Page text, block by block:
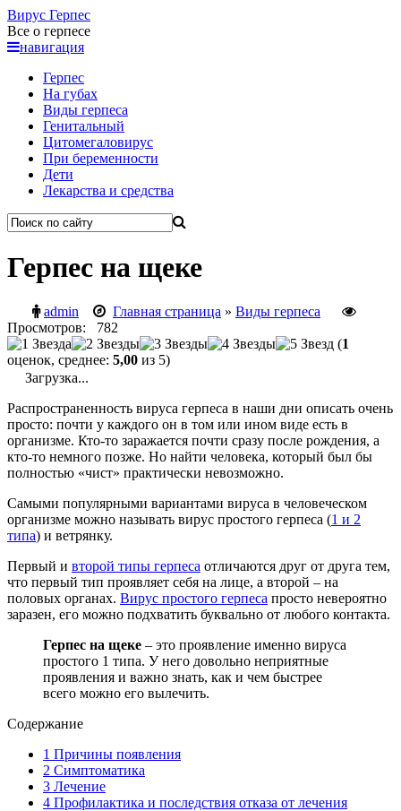
Вирус Герпес
Все о герпесе
навигация
Герпес
На губах
Виды герпеса
Генитальный
Цитомегаловирус
При беременности
Дети
Лекарства и средства
Герпес на щеке
admin Главная страница » Виды герпеса
Просмотров: 782
(1
оценок, среднее: 5,00 из 5)
Загрузка...
Распространенность вируса герпеса в наши дни описать очень
просто: почти у каждого он в том или ином виде есть в
организме. Кто-то заражается почти сразу после рождения, а
кто-то немного позже. Но найти человека, который был бы
полностью «чист» практически невозможно.
Самыми популярными вариантами вируса в человеческом
организме можно называть вирус простого герпеса (1 и 2
типа) и ветрянку.
Первый и второй типы герпеса отличаются друг от друга тем,
что первый тип проявляет себя на лице, а второй – на
половых органах. Вирус простого герпеса просто невероятно
заразен, его можно подхватить буквально от любого контакта.
Герпес на щеке – это проявление именно вируса
простого 1 типа. У него довольно неприятные
проявления и важно знать, как и чем быстрее
всего можно его вылечить.
Содержание
1 Причины появления
2 Симптоматика
3 Лечение
4 Профилактика и последствия отказа от лечения